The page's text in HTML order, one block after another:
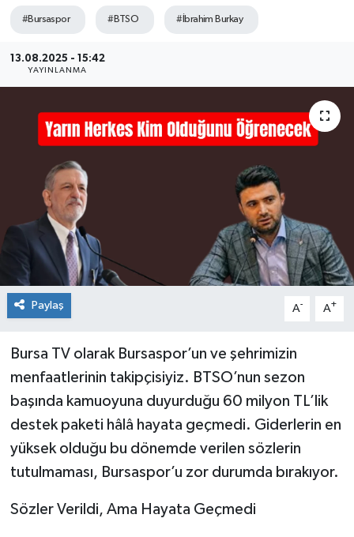
#Bursaspor #BTSO #İbrahim Burkay
13.08.2025 - 15:42
YAYINLANMA
Paylaş A- A+
Bursa TV olarak Bursaspor’un ve şehrimizin
menfaatlerinin takipçisiyiz. BTSO’nun sezon
başında kamuoyuna duyurduğu 60 milyon TL’lik
destek paketi hâlâ hayata geçmedi. Giderlerin en
yüksek olduğu bu dönemde verilen sözlerin
tutulmaması, Bursaspor’u zor durumda bırakıyor.
Sözler Verildi, Ama Hayata Geçmedi
Gündem
Magazin
Siyaset
Spor
Teknoloji
Türkiye
Son Dakika Haberleri
Haber Arşivi